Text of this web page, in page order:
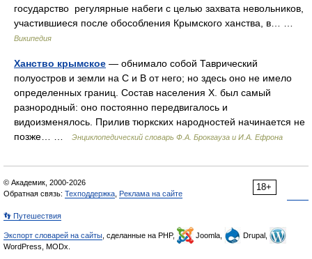
государство регулярные набеги с целью захвата невольников,
участившиеся после обособления Крымского ханства, в… …
Википедия
Ханство крымское — обнимало собой Таврический
полуостров и земли на С и В от него; но здесь оно не имело
определенных границ. Состав населения X. был самый
разнородный: оно постоянно передвигалось и
видоизменялось. Прилив тюркских народностей начинается не
позже… …
Энциклопедический словарь Ф.А. Брокгауза и И.А. Ефрона
18+
© Академик, 2000-2026
Обратная связь: Техподдержка Реклама на сайте
👣 Путешествия
Экспорт словарей на сайты , сделанные на PHP, Joomla,
Drupal,
WordPress, MODx.